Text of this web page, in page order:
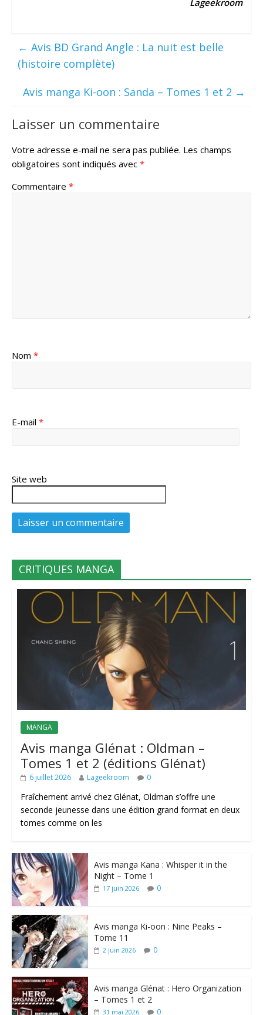
← Avis BD Grand Angle : La nuit est belle
(histoire complète)
Avis manga Ki-oon : Sanda – Tomes 1 et 2 →
Laisser un commentaire
Votre adresse e-mail ne sera pas publiée. Les champs
obligatoires sont indiqués avec *
Commentaire *
Nom *
E-mail *
Site web
CRITIQUES MANGA
MANGA
Avis manga Glénat : Oldman –
Tomes 1 et 2 (éditions Glénat)
6 juillet 2026 Lageekroom 0
Fraîchement arrivé chez Glénat, Oldman s’offre une
seconde jeunesse dans une édition grand format en deux
tomes comme on les
Avis manga Kana : Whisper it in the
Night – Tome 1
17 juin 2026 0
Avis manga Ki-oon : Nine Peaks –
Tome 11
2 juin 2026 0
Avis manga Glénat : Hero Organization
– Tomes 1 et 2
31 mai 2026 0